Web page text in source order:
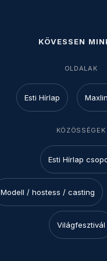
KÖVESSEN
OLDALAK
Esti Hírlap
KÖZÖSSÉGEK
Esti Hírlap
Modell / hostess / casting
Világfesztivál